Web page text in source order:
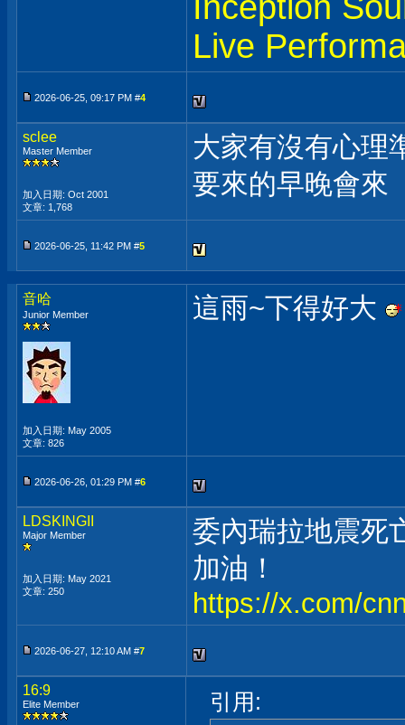
Live
2026-06-25, 09:17 PM #4
sclee
Master Member
加入日期: Oct 2001
文章: 1,768
大家有沒有心理
要來的早晚會來
2026-06-25, 11:42 PM #5
音哈
Junior Member
加入日期: May 2005
文章: 826
這雨~下得好大
2026-06-26, 01:29 PM #6
LDSKINGII
Major Member
加入日期: May 2021
文章: 250
委內瑞拉地震死
加油！
https://x.com/
2026-06-27, 12:10 AM #7
16:9
Elite Member 引用: